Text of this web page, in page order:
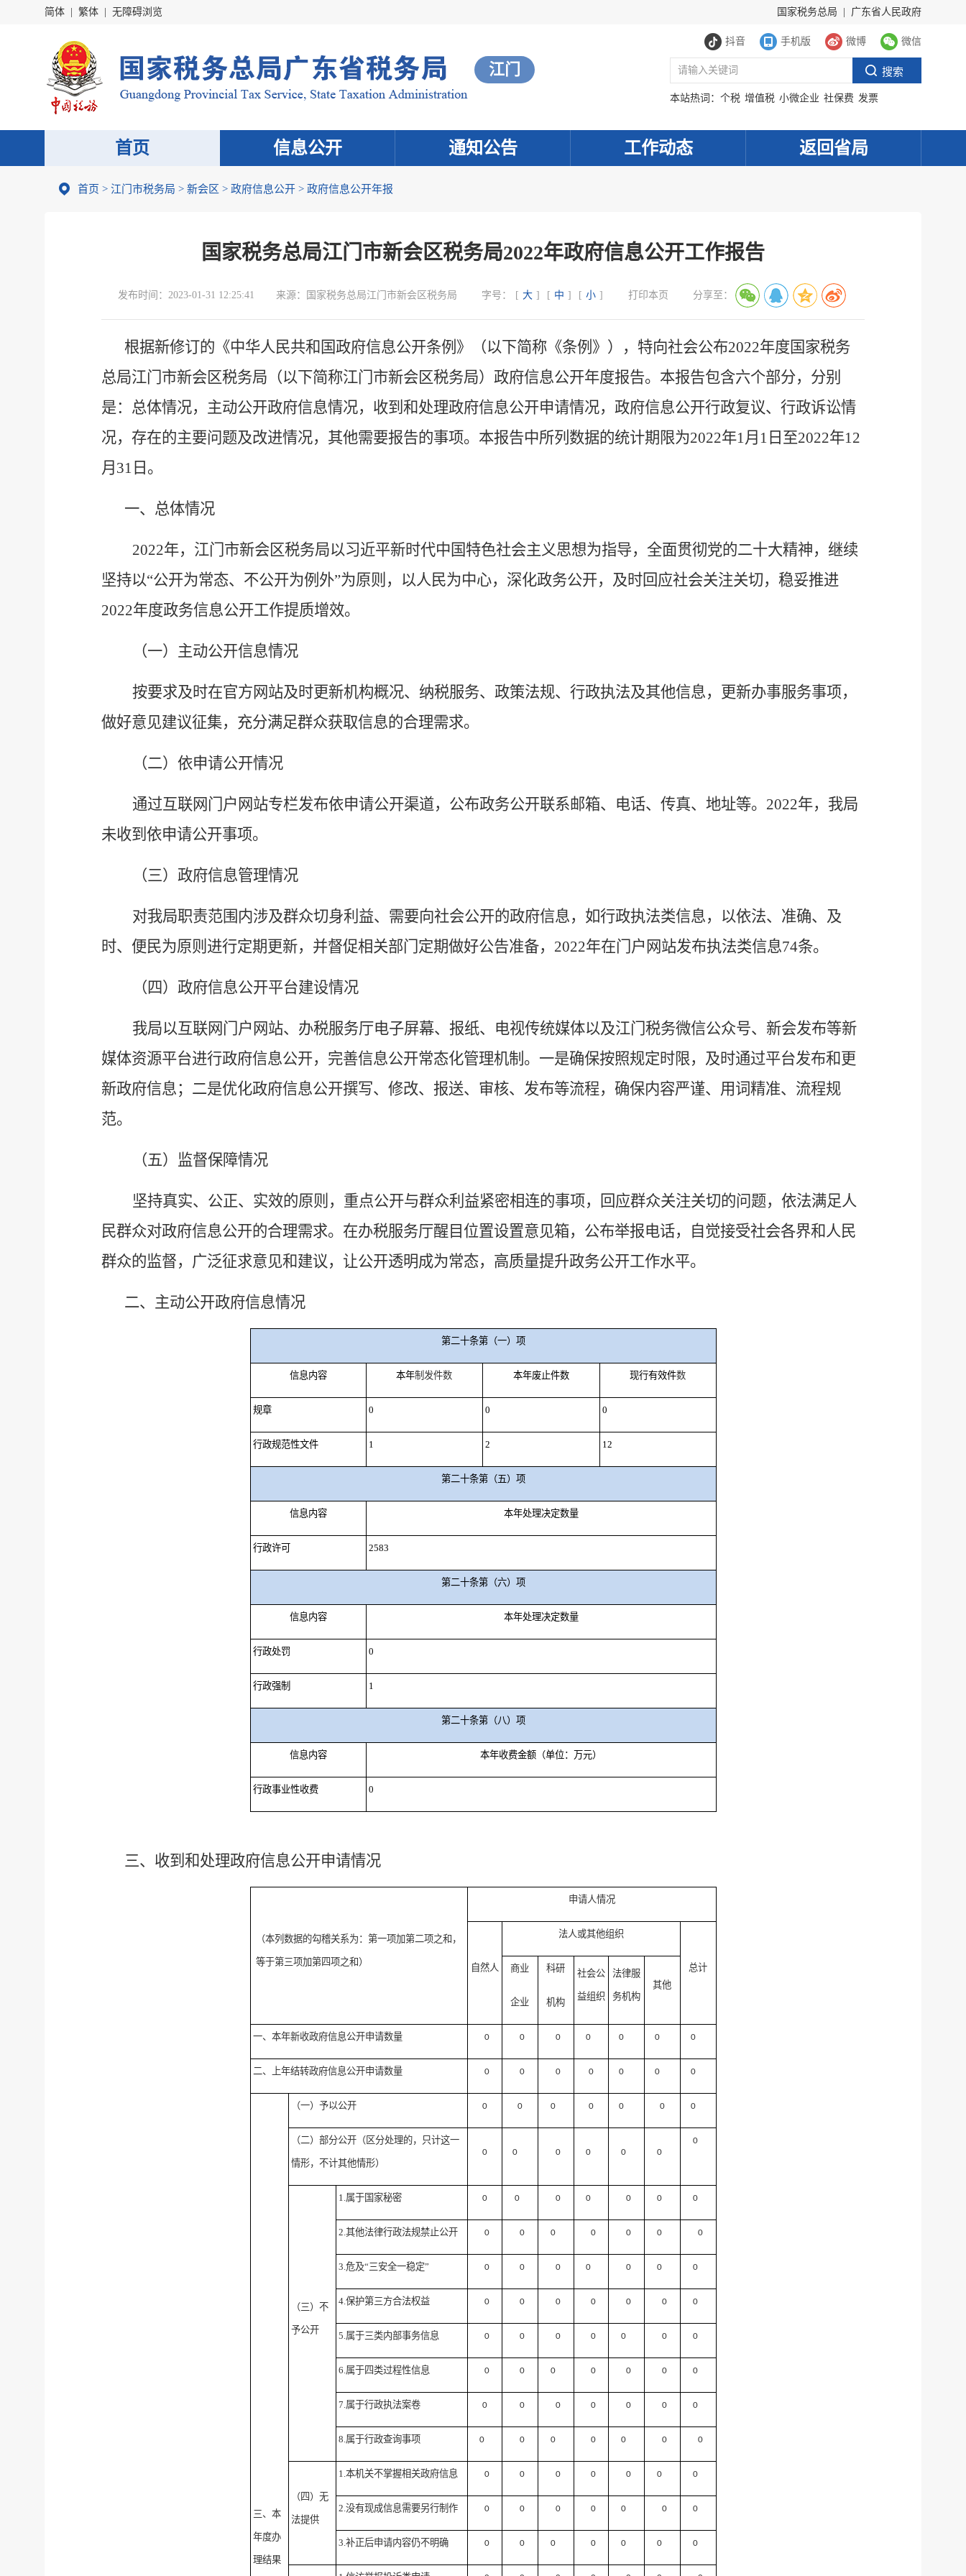
简体 繁体 无障碍浏览 国家税务总局 广东省人民政府
抖音 手机版 微博 微信
江门
本站热词： 个税 增值税 小微企业 社保费 发票
首页 信息公开 通知公告 工作动态 返回省局
首页 > 江门市税务局 > 新会区 > 政府信息公开 > 政府信息公开年报
国家税务总局江门市新会区税务局2022年政府信息公开工作报告
发布时间： 2023-01-31 12:25:41 来源： 国家税务总局江门市新会区税务局 字号： [ 大 ] [ 中 ] [ 小 ] 打印本页 分享至：
根据新修订的《中华人民共和国政府信息公开条例》（以下简称《条例》），特向社会公布2022年度国家税务
总局江门市新会区税务局（以下简称江门市新会区税务局）政府信息公开年度报告。 本报告包含六个部分，分别
是：总体情况，主动公开政府信息情况，收到和处理政府信息公开申请情况，政府信息公开行政复议、行政诉讼情
况，存在的主要问题及改进情况，其他需要报告的事项。 本报告中所列数据的统计期限为2022年1月1日至2022年12
月31日。
一、总体情况
2022年，江门市新会区税务局以习近平新时代中国特色社会主义思想为指导，全面贯彻党的二十大精神，继续
坚持以“公开为常态、不公开为例外”为原则， 以人民为中心，深化政务公开， 及时回应社会关注关切，稳妥推进
2022年度政务信息公开工作提质增效。
（一）主动公开信息情况
按要求及时在官方网站及时更新机构概况、纳税服务、政策法规、行政执法及其他信息，
更新办事服务事项，
做好意见建议征集， 充分满足群众获取信息的合理需求。
（二） 依申请公开情况
通过互联网门户网站专栏发布依申请公开渠道，公布政务公开联系邮箱、电话、传真、地址等。 2022年，我局
未收到依申请公开事项。
（三）政府信息管理情况
对我局职责范围内涉及群众切身利益、需要向社会公开的政府信息，如行政执法类信息，以依法、准确、及
时、便民为原则进行定期更新， 并督促相关部门定期做好公告准备， 2022年在门户网站发布执法类信息74条。
（四）政府信息公开平台建设情况
我局以互联网门户网站、办税服务厅电子屏幕、报纸、电视传统媒体以及江门税务微信公众号、新会发布等新
媒体资源平台进行政府信息公开，完善信息公开常态化管理机制。一是确保按照规定时限，及时通过平台发布和更
新政府信息；二是优化政府信息公开撰写、修改、报送、审核、发布等流程，确保内容严谨、用词精准、流程规
范。
（五）监督保障情况
坚持真实、公正、实效的原则， 重点公开与群众利益紧密相连的事项，回应群众关注关切的问题，依法满足人
民群众对政府信息公开的合理需求。在办税服务厅醒目位置设置意见箱，公布举报电话，自觉接受社会各界和人民
群众的监督，广泛征求意见和建议，让公开透明成为常态，高质量提升政务公开工作水平。
二、主动公开政府信息情况
第二十条第（一）项
信息内容 本年制 发件数 本年废止件数 现行有效件数
规章 0 0 0
行政规范性文件 1 2 12
第二十条第（五）项
信息内容 本年处理决定数量
行政许可 2583
第二十条第（六）项
信息内容 本年处理决定数量
行政处罚 0
行政强制 1
第二十条第（八）项
信息内容 本年收费金额（单位：万元）
行政事业性收费 0
三、收到和处理政府信息公开申请情况
（本列数据的勾稽关系为：第一项加第二项之和，
等于第三项加第四项之和）
申请人情况
自然人
法人或其他组织
总计
商业
企业
科研
机构
社会公
益组织
法律服
务机构
其他
一、本年新收政府信息公开申请数量 0 0 0 0 0 0 0
二、上年结转政府信息公开申请数量 0 0 0 0 0 0 0
三、本
年度办
理结果
（一）予以公开 0 0 0 0 0 0 0
（二）部分公开 （区分处理的，只计这一
情形，不计其他情形）
0 0 0 0 0 0
0
（三）不
予公开
1.属于国家秘密 0 0 0 0 0 0 0
2.其他法律行政法规禁止公开 0 0 0 0 0 0 0
3.危及“三安全一稳定” 0 0 0 0 0 0 0
4.保护第三方合法权益 0 0 0 0 0 0 0
5.属于三类内部事务信息 0 0 0 0 0 0 0
6.属于四类过程性信息 0 0 0 0 0 0 0
7.属于行政执法案卷 0 0 0 0 0 0 0
8.属于行政查询事项 0 0 0 0 0 0 0
（四）无
法提供
1.本机关不掌握相关政府信息 0 0 0 0 0 0 0
2.没有现成信息需要另行制作 0 0 0 0 0 0 0
3.补正后申请内容仍不明确 0 0 0 0 0 0 0